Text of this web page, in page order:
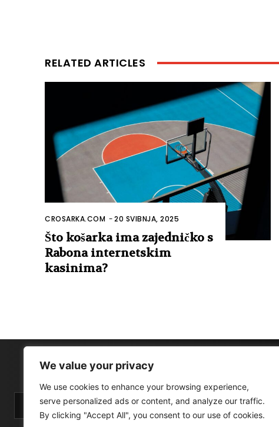
We value your privacy
We use cookies to enhance your browsing experience,
serve personalized ads or content, and analyze our traffic.
By clicking "Accept All", you consent to our use of cookies.
RELATED ARTICLES
CROSARKA.COM -20 SVIBNJA, 2025
Što košarka ima zajedničko s
Rabona internetskim
kasinima?